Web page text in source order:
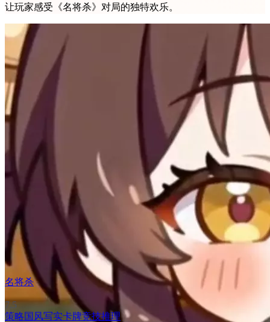
让玩家感受《名将杀》对局的独特欢乐。
名将杀
7.5
策略国风写实卡牌竞技推理